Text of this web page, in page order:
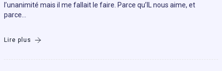
l’unanimité mais il me fallait le faire. Parce qu’IL nous aime, et
parce…
Lire plus